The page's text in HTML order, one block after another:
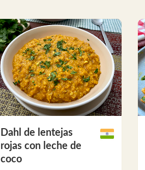
Dahl de lentejas
rojas con leche de
coco